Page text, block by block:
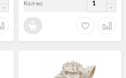
Кол-во